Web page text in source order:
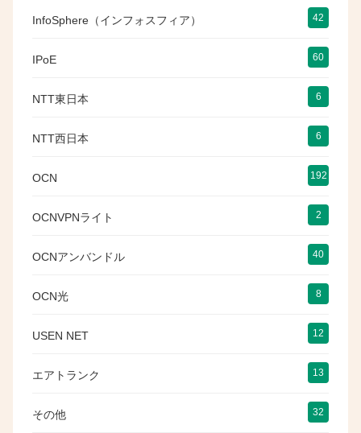
InfoSphere（インフォスフィア） 42
IPoE 60
NTT東日本 6
NTT西日本 6
OCN 192
OCNVPNライト 2
OCNアンバンドル 40
OCN光 8
USEN NET 12
エアトランク 13
その他 32